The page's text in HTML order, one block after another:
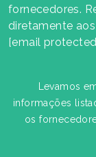
fornecedores.
diretamente
[email
Levamos
informações
os